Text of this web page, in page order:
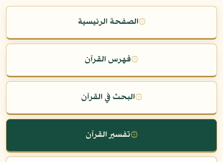
۞الصفحة الرئيسية
۞فهرس القرآن
۞البحث في القرآن
۞تفسير القرآن